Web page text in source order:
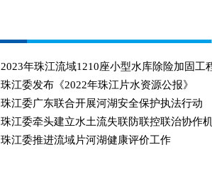
2023年珠江流域1210座小型水库除险加固工
珠江委发布《2022年珠江片水资源公报》
珠江委广东联合开展河湖安全保护执法行动
珠江委牵头建立水土流失联防联控联治协作
珠江委推进流域片河湖健康评价工作